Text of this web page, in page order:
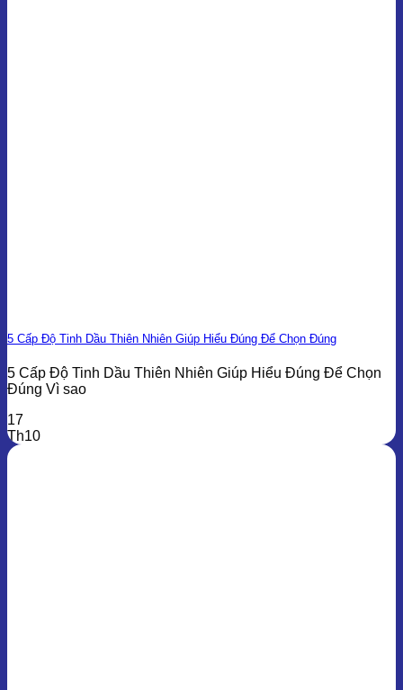
5 Cấp Độ Tinh Dầu Thiên Nhiên Giúp Hiểu Đúng Để Chọn Đúng
5 Cấp Độ Tinh Dầu Thiên Nhiên Giúp Hiểu Đúng Để Chọn
Đúng Vì sao
17
Th10